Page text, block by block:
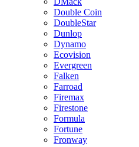
Double Coin
DoubleStar
Dunlop
Dynamo
Ecovision
Evergreen
Falken
Farroad
Firemax
Firestone
Formula
Fortune
Fronway